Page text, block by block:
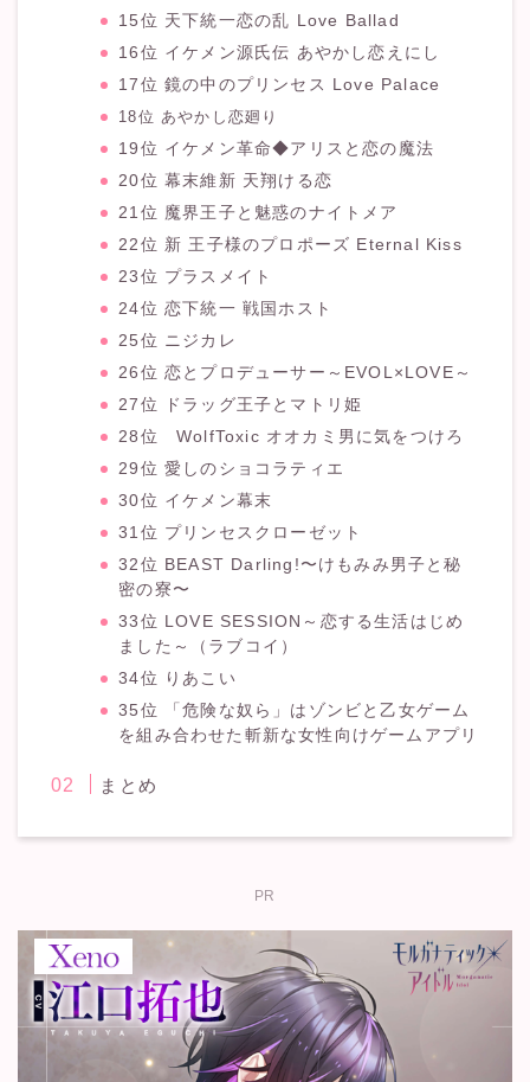
15位 天下統一恋の乱 Love Ballad
16位 イケメン源氏伝 あやかし恋えにし
17位 鏡の中のプリンセス Love Palace
18位 あやかし恋廻り
19位 イケメン革命◆アリスと恋の魔法
20位 幕末維新 天翔ける恋
21位 魔界王子と魅惑のナイトメア
22位 新 王子様のプロポーズ Eternal Kiss
23位 プラスメイト
24位 恋下統一 戦国ホスト
25位 ニジカレ
26位 恋とプロデューサー～EVOL×LOVE～
27位 ドラッグ王子とマトリ姫
28位 WolfToxic オオカミ男に気をつけろ
29位 愛しのショコラティエ
30位 イケメン幕末
31位 プリンセスクローゼット
32位 BEAST Darling!〜けもみみ男子と秘
密の寮〜
33位 LOVE SESSION～恋する生活はじめ
ました～（ラブコイ）
34位 りあこい
35位 「危険な奴ら」はゾンビと乙女ゲーム
を組み合わせた斬新な女性向けゲームアプリ
まとめ
PR